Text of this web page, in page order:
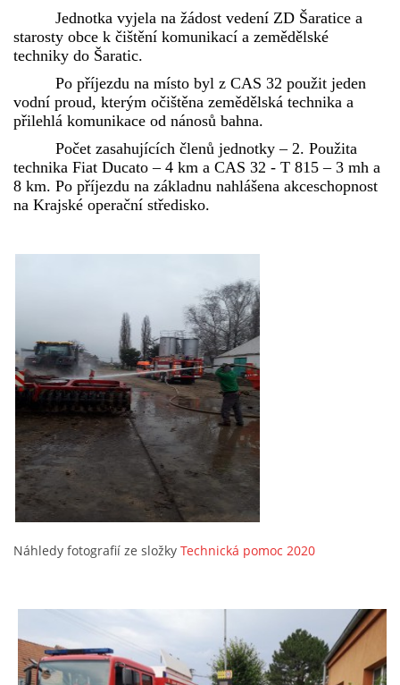
VÝBOR SDH
KALENDÁŘ SDH
|Aktualizováno: 5. 8. 2026
Jednotka vyjela na žádost vedení ZD Šaratice a
starosty obce k čištění komunikací a zemědělské
techniky do Šaratic.
Po příjezdu na místo byl z CAS 32 použit jeden
vodní proud, kterým očištěna zemědělská technika a
přilehlá komunikace od nánosů bahna.
Počet zasahujících členů jednotky – 2. Použita
technika Fiat Ducato – 4 km a CAS 32 - T 815 – 3 mh a
8 km. Po příjezdu na základnu nahlášena akceschopnost
na Krajské operační středisko.
Náhledy fotografií ze složky Technická pomoc 2020